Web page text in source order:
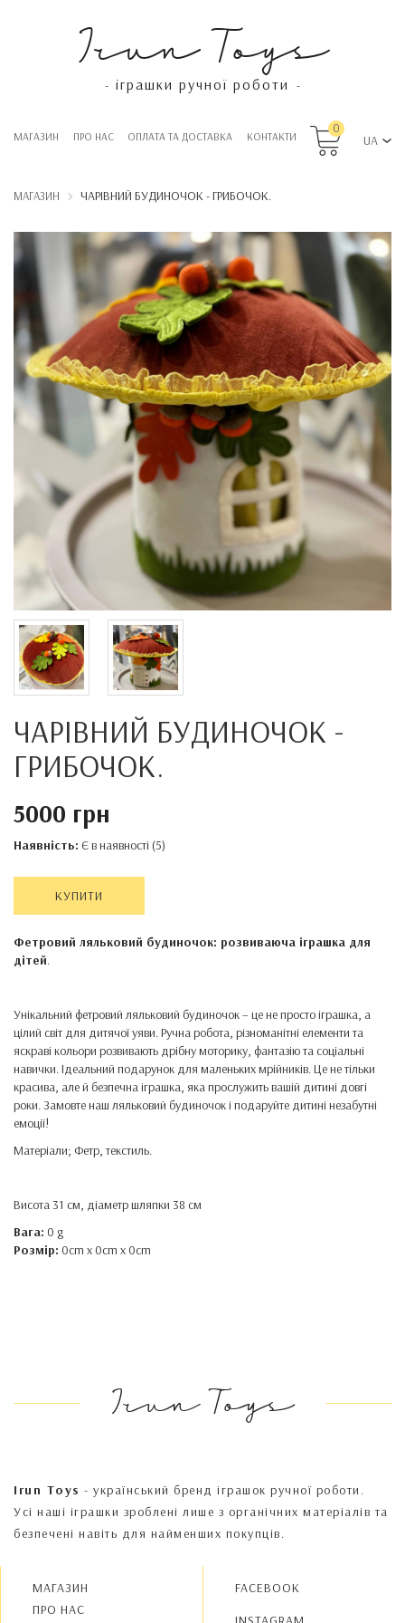
Irun Toys
- іграшки ручної роботи -
МАГАЗИН ПРО НАС OПЛАТА ТА ДОСТАВКА КОНТАКТИ
0
UA
МАГАЗИН ЧАРІВНИЙ БУДИНОЧОК - ГРИБОЧОК.
ЧАРІВНИЙ БУДИНОЧОК -
ГРИБОЧОК.
5000 грн
Наявність: Є в наявності (5)
КУПИТИ
Фетровий ляльковий будиночок: розвиваюча іграшка для
дітей.
Унікальний фетровий ляльковий будиночок – це не просто іграшка, а
цілий світ для дитячої уяви. Ручна робота, різноманітні елементи та
яскраві кольори розвивають дрібну моторику, фантазію та соціальні
навички. Ідеальний подарунок для маленьких мрійників. Це не тільки
красива, але й безпечна іграшка, яка прослужить вашій дитині довгі
роки. Замовте наш ляльковий будиночок і подаруйте дитині незабутні
емоції!
Матеріали; Фетр, текстиль.
Висота 31 см, діаметр шляпки 38 см
Вага: 0 g
Розмір: 0cm x 0cm x 0cm
Irun Toys
Irun Toys - український бренд іграшок ручної роботи.
Усі наші іграшки зроблені лише з органічних матеріалів та
безпечені навіть для найменших покупців.
МАГАЗИН
ПРО НАС
FACEBOOK